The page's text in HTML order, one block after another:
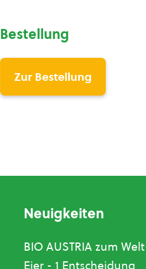
Bestellung
Zur Bestellung
Neuigkeiten
BIO AUSTRIA zum
Eier - 1 Entscheidung